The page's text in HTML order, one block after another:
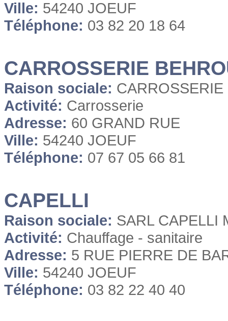
Ville: 54240 JOEUF
Téléphone: 03 82 20 18 64
CARROSSERIE
Raison sociale:
Activité: Carrosserie
Adresse: 60 GRAND RUE
Ville: 54240 JOEUF
Téléphone: 07 67 05 66 81
CAPELLI
Raison sociale: SARL CAPELLI
Activité: Chauffage - sanitaire
Adresse: 5 RUE PIERRE DE
Ville: 54240 JOEUF
Téléphone: 03 82 22 40 40